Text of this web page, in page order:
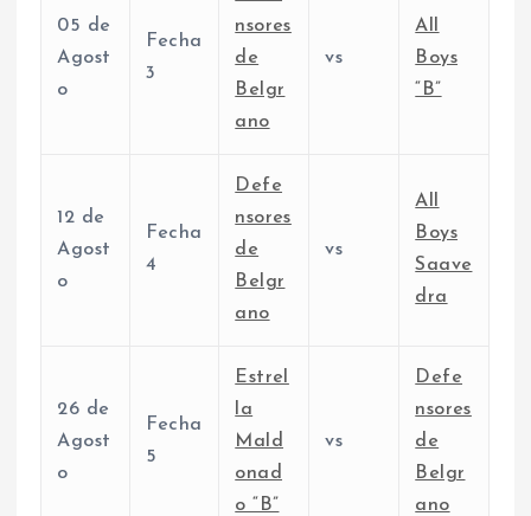
05 de
Agost
o
Fecha
3
nsores
de
Belgr
ano
vs
All
Boys
“B”
12 de
Agost
o
Fecha
4
Defe
nsores
de
Belgr
ano
vs
All
Boys
Saave
dra
26 de
Agost
o
Fecha
5
Estrel
la
Mald
onad
o “B”
vs
Defe
nsores
de
Belgr
ano